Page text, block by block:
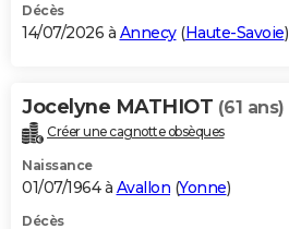
S'inscrire
Se connecter
Lycées
Collèges
Primaires
Universités
Entreprises
Service militaire
Avis de recherche
AVIS DE DÉCÈS
Bricolage
Lifestyle
Culture
Sport
Auto
Television
Voyage
Cinema
Décès
14/07/2026 à Annecy(Haute-Savoie)
Jocelyne MATHIOT (61 ans)
Créer une cagnotte obsèques
Naissance
01/07/1964 à Avallon (Yonne)
Décès